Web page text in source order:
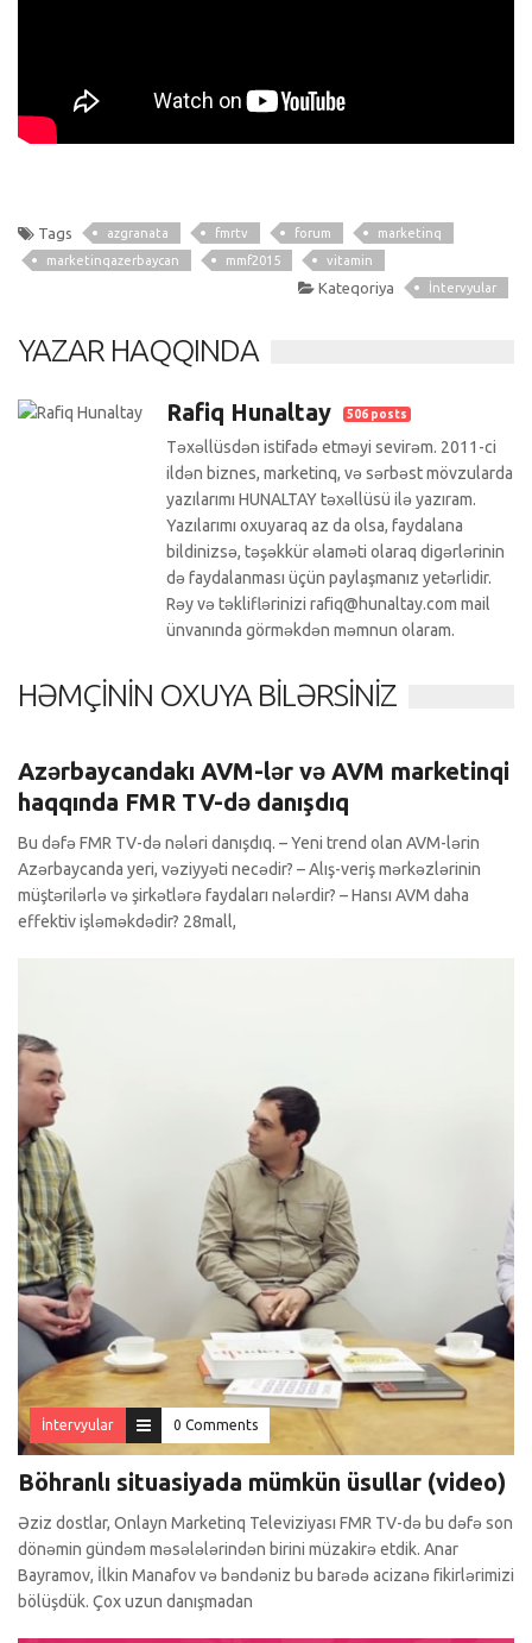
Tags azgranata fmrtv forum
marketinq
marketinqazerbaycan
mmf2015 vitamin
Kateqoriya İntervyular
YAZAR HAQQINDA
Rafiq Hunaltay 506 posts
Təxəllüsdən istifadə etməyi sevirəm. 2011-ci
ildən biznes, marketinq, və sərbəst mövzularda
yazılarımı HUNALTAY təxəllüsü ilə yazıram.
Yazılarımı oxuyaraq az da olsa, faydalana
bildinizsə, təşəkkür əlaməti olaraq digərlərinin
də faydalanması üçün paylaşmanız yetərlidir.
Rəy və təkliflərinizi rafiq@hunaltay.com mail
ünvanında görməkdən məmnun olaram.
HƏMÇININ OXUYA BILƏRSINIZ
İntervyular
Azərbaycandakı AVM-lər və AVM marketinqi
haqqında FMR TV-də danışdıq
Bu dəfə FMR TV-də nələri danışdıq. – Yeni trend olan AVM-lərin
Azərbaycanda yeri, vəziyyəti necədir? – Alış-veriş mərkəzlərinin
müştərilərlə və şirkətlərə faydaları nələrdir? – Hansı AVM daha
effektiv işləməkdədir? 28mall,
İntervyular 0 Comments
Böhranlı situasiyada mümkün üsullar (video)
Əziz dostlar, Onlayn Marketinq Televiziyası FMR TV-də bu dəfə son
dönəmin gündəm məsələlərindən birini müzakirə etdik. Anar
Bayramov, İlkin Manafov və bəndəniz bu barədə acizanə fikirlərimizi
bölüşdük. Çox uzun danışmadan